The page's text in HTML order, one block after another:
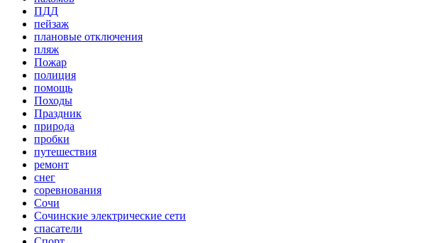
ПДД
пейзаж
плановые отключения
пляж
Пожар
полиция
помощь
Походы
Праздник
природа
пробки
путешествия
ремонт
снег
соревнования
Сочи
Сочинские электрические сети
спасатели